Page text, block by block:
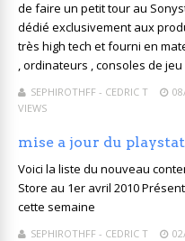
de faire un petit tour au
dédié exclusivement aux
très high tech et fourni en
, ordinateurs , consoles de jeu
SEPHIROTHFF - CEDRIC T
VIEWS
mise a jour du
Voici la liste du nouveau
Store au 1er avril 2010
cette semaine
SEPHIROTHFF - CEDRIC T